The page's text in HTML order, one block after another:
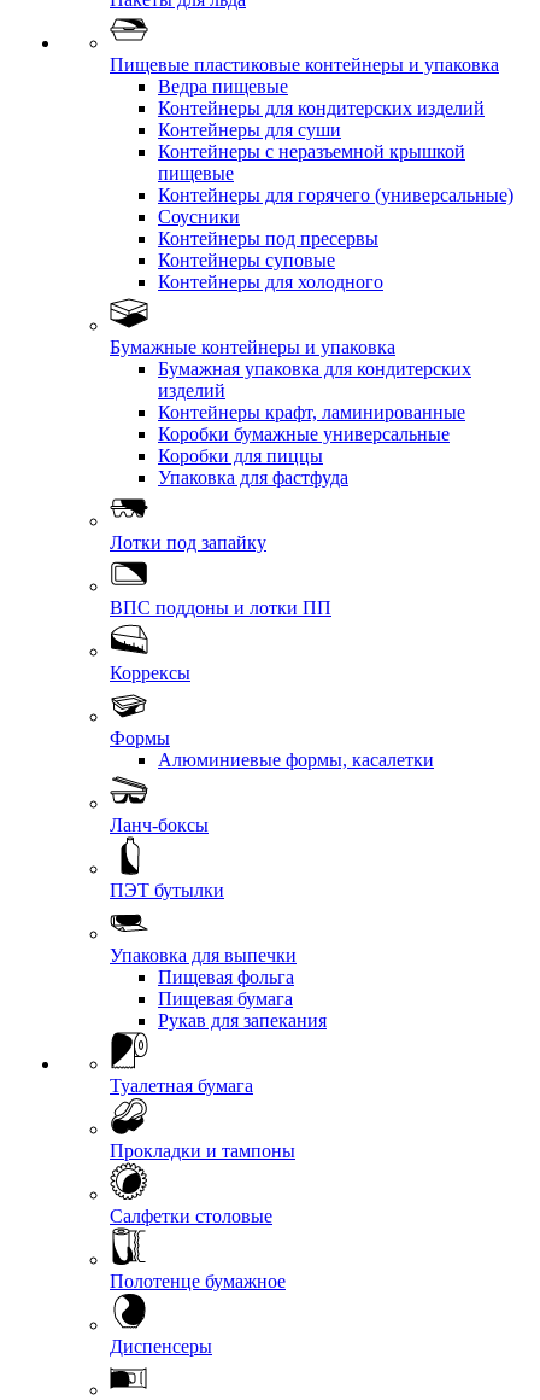
Пищевые пластиковые контейнеры и упаковка
Ведра пищевые
Контейнеры для кондитерских изделий
Контейнеры для суши
Контейнеры с неразъемной крышкой
пищевые
Контейнеры для горячего (универсальные)
Соусники
Контейнеры под пресервы
Контейнеры суповые
Контейнеры для холодного
Бумажные контейнеры и упаковка
Бумажная упаковка для кондитерских
изделий
Контейнеры крафт, ламинированные
Коробки бумажные универсальные
Коробки для пиццы
Упаковка для фастфуда
Лотки под запайку
ВПС поддоны и лотки ПП
Коррексы
Формы
Алюминиевые формы, касалетки
Ланч-боксы
ПЭТ бутылки
Упаковка для выпечки
Пищевая фольга
Пищевая бумага
Рукав для запекания
Туалетная бумага
Прокладки и тампоны
Салфетки столовые
Полотенце бумажное
Диспенсеры